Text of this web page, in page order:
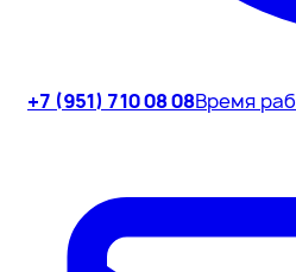
+7 (951) 710 08 08Время